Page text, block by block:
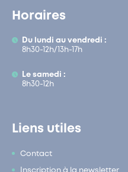
Horaires
Du lundi au vendredi :
8h30-12h/13h-17h
Le samedi :
8h30-12h
Liens utiles
Contact
Inscription à la newsletter